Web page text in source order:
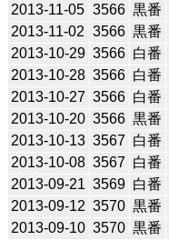
2013-11-05 3566 黒番
2013-11-02 3566 黒番
2013-10-29 3566 白番
2013-10-28 3566 白番
2013-10-27 3566 白番
2013-10-20 3566 黒番
2013-10-13 3567 白番
2013-10-08 3567 白番
2013-09-21 3569 白番
2013-09-12 3570 黒番
2013-09-10 3570 黒番